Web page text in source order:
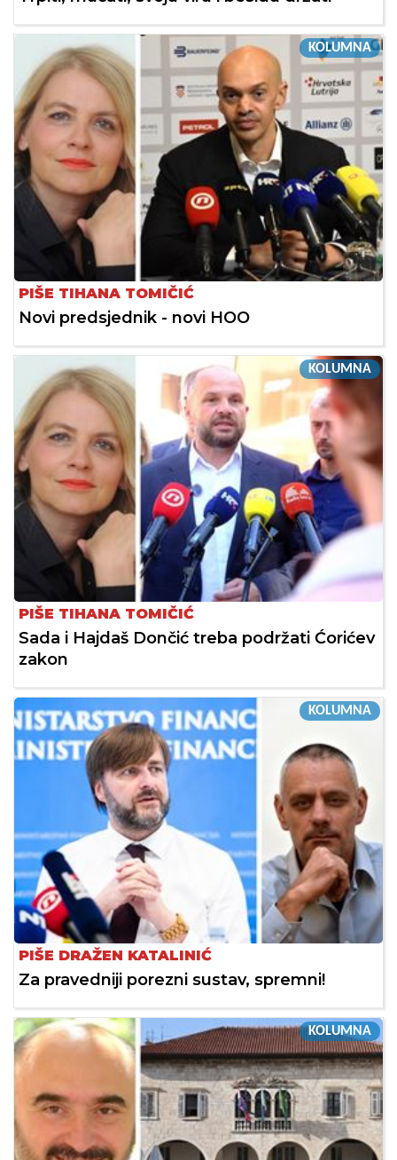
KOLUMNA
PIŠE TIHANA TOMIČIĆ
Novi predsjednik - novi HOO
KOLUMNA
PIŠE TIHANA TOMIČIĆ
Sada i Hajdaš Dončić treba podržati Ćorićev
zakon
KOLUMNA
PIŠE DRAŽEN KATALINIĆ
Za pravedniji porezni sustav, spremni!
KOLUMNA